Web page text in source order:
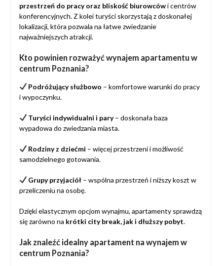
przestrzeń do pracy oraz bliskość biurowcówi centrów
konferencyjnych. Z kolei turyści skorzystają z doskonałej
lokalizacji, która pozwala na łatwe zwiedzanie
najważniejszych atrakcji.
Kto powinien rozważyć wynajem apartamentu w
centrum Poznania?
Podróżujący służbowo – komfortowe warunki do pracy
i wypoczynku.
Turyści indywidualni i pary– doskonała baza
wypadowa do zwiedzania miasta.
Rodziny z dziećmi – więcej przestrzeni i możliwość
samodzielnego gotowania.
Grupy przyjaciół – wspólna przestrzeń i niższy koszt w
przeliczeniu na osobę.
Dzięki elastycznym opcjom wynajmu, apartamenty sprawdzą
się zarówno na krótki city break, jak i dłuższy pobyt.
Jak znaleźć idealny apartament na wynajem w
centrum Poznania?